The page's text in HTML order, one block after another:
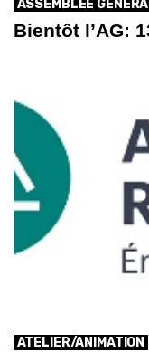
ASSEMBLÉE
Bientôt l’AG:
ATELIER/ANIMATION